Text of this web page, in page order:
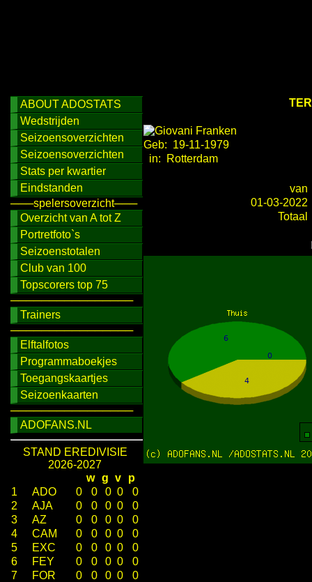
ABOUT ADOSTATS
Wedstrijden
Seizoensoverzichten
Seizoensoverzichten
Stats per kwartier
Eindstanden
───spelersoverzicht───
Overzicht van A tot Z
Portretfoto`s
Seizoenstotalen
Club van 100
Topscorers top 75
────────────────
Trainers
────────────────
Elftalfotos
Programmaboekjes
Toegangskaartjes
Seizoenkaarten
────────────────
ADOFANS.NL
STAND EREDIVISIE
2026-2027
w g v
p
1
ADO 0 0 0 0
0
2
AJA 0 0 0 0
0
3
AZ 0 0 0 0
0
4
CAM 0 0 0 0
0
5
EXC 0 0 0 0
0
6
FEY 0 0 0 0
0
7
FOR 0 0 0 0
0
Geb: 19-11-1979
in: Rotterdam
van
01-03-2022
Totaal